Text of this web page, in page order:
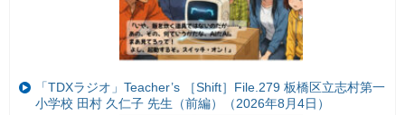
「TDXラジオ」Teacher’s ［Shift］File.279 板橋区立志村第一
小学校 田村 久仁子 先生（前編）（2026年8月4日）